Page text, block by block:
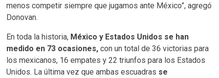
menos competir siempre que jugamos ante México”, agregó
Donovan.
En toda la historia, México y Estados Unidos se han
medido en 73 ocasiones, con un total de 36 victorias para
los mexicanos, 16 empates y 22 triunfos para los Estados
Unidos. La última vez que ambas escuadras se